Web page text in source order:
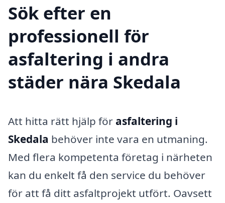
Sök efter en
professionell för
asfaltering i andra
städer nära Skedala
Att hitta rätt hjälp för asfaltering i
Skedala behöver inte vara en utmaning.
Med flera kompetenta företag i närheten
kan du enkelt få den service du behöver
för att få ditt asfaltprojekt utfört. Oavsett